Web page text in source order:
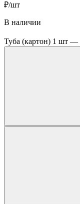
₽/шт
В наличии
Туба (картон) 1 шт —